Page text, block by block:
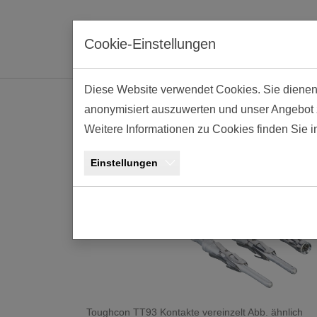
Standard Crimp
Toughcon TT93 Kontakte vereinzelt Abb. ähnlich
Cookie-Einstellungen
Diese Website verwendet Cookies. Sie
anonymisiert auszuwerten und unser
Weitere Informationen zu Cookies finden Sie
Einstellungen